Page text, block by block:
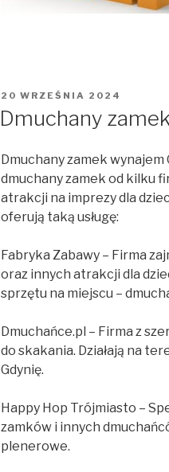
OPUBLIKOWANE
W
20 WRZEŚNIA 2024
Dmuchany
Dmuchany zamek wynajem
dmuchany zamek od kilku
atrakcji na imprezy dla
oferują taką usługę:
Fabryka Zabawy – Firma
oraz innych atrakcji dla
sprzętu na miejscu –
Dmuchańce.pl – Firma z
do skakania. Działają na
Gdynię.
Happy Hop Trójmiasto –
zamków i innych
plenerowe.